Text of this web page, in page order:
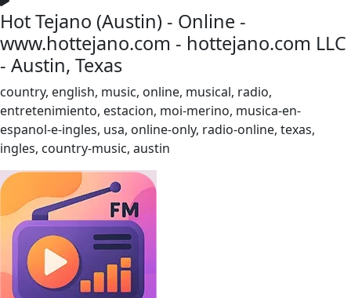
Hot Tejano (Austin) - Online -
www.hottejano.com - hottejano.com LLC
- Austin, Texas
country, english, music, online, musical, radio,
entretenimiento, estacion, moi-merino, musica-en-
espanol-e-ingles, usa, online-only, radio-online, texas,
ingles, country-music, austin